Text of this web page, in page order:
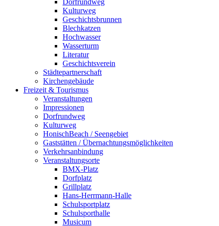
Dorfrundweg
Kulturweg
Geschichtsbrunnen
Blechkatzen
Hochwasser
Wasserturm
Literatur
Geschichtsverein
Städtepartnerschaft
Kirchengebäude
Freizeit & Tourismus
Veranstaltungen
Impressionen
Dorfrundweg
Kulturweg
HonischBeach / Seengebiet
Gaststätten / Übernachtungsmöglichkeiten
Verkehrsanbindung
Veranstaltungsorte
BMX-Platz
Dorfplatz
Grillplatz
Hans-Herrmann-Halle
Schulsportplatz
Schulsporthalle
Musicum